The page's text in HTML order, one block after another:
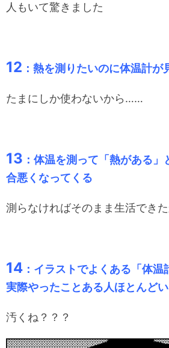
人もいて驚きました
12 ：熱を測りたいのに体温計が
たまにしか使わないから……
13 ：体温を測って「熱がある
合悪くなってくる
測らなければそのまま生活でき
14 ：イラストでよくある「体
実際やったことある人ほとんど
汚くね？？？